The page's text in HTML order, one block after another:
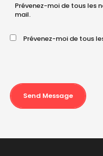
Prévenez-moi de tous les
mail.
Prévenez-moi de tous
Send Message